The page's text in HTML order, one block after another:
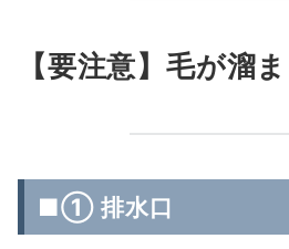
【要注意】毛が溜
■① 排水口